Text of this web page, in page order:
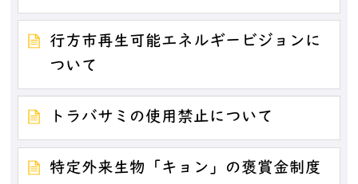
行方市再生可能エネルギービジョンに
ついて
トラバサミの使用禁止について
特定外来生物「キョン」の褒賞金制度